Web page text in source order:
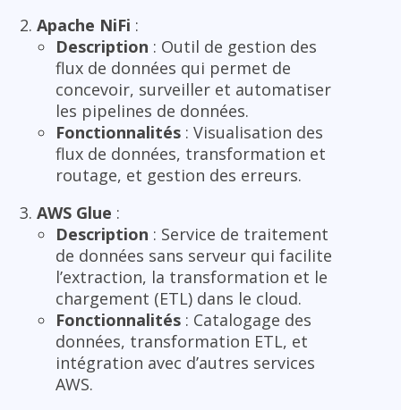
Apache NiFi :
Description : Outil de gestion des
flux de données qui permet de
concevoir, surveiller et automatiser
les pipelines de données.
Fonctionnalités : Visualisation des
flux de données, transformation et
routage, et gestion des erreurs.
AWS Glue :
Description : Service de traitement
de données sans serveur qui facilite
l’extraction, la transformation et le
chargement (ETL) dans le cloud.
Fonctionnalités : Catalogage des
données, transformation ETL, et
intégration avec d’autres services
AWS.